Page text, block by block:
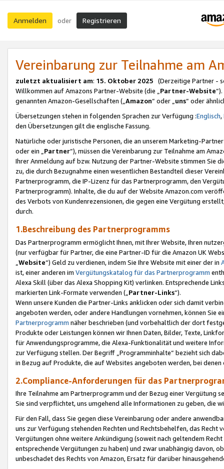
Anmelden oder Registrieren
Vereinbarung zur Teilnahme am
zuletzt aktualisiert am: 15. Oktober 2025 (Derzeitige Partner -
Willkommen auf Amazons Partner-Website (die „Partner-Website
genannten Amazon-Gesellschaften („Amazon“ oder „uns“ oder
Übersetzungen stehen in folgenden Sprachen zur Verfügung :Englisch,
den Übersetzungen gilt die englische Fassung.
Natürliche oder juristische Personen, die an unserem Marketing-
oder ein „Partner“), müssen die Vereinbarung zur Teilnahme am
Ihrer Anmeldung auf bzw. Nutzung der Partner-Website stimmen Sie
zu, die durch Bezugnahme einen wesentlichen Bestandteil dieser
Partnerprogramm, die IP-Lizenz für das Partnerprogramm, den
Partnerprogramm). Inhalte, die du auf der Website Amazon.com
des Verbots von Kundenrezensionen, die gegen eine Vergütung
durch.
1.Beschreibung des Partnerprogramms
Das Partnerprogramm ermöglicht Ihnen, mit Ihrer Website, Ihren
(nur verfügbar für Partner, die eine Partner-ID für die Amazon UK
Website“) Geld zu verdienen, indem Sie Ihre Website mit einer der in
ist, einer anderen im Vergütungskatalog für das Partnerprogramm
Alexa Skill (über das Alexa Shopping Kit) verlinken. Entsprechende
markierten Link-Formate verwenden („ Partner-Links“).
Wenn unsere Kunden die Partner-Links anklicken oder sich damit
angeboten werden, oder andere Handlungen vornehmen, können Sie
Partnerprogramm näher beschrieben (und vorbehaltlich der dort
Produkte oder Leistungen können wir Ihnen Daten, Bilder, Texte,
für Anwendungsprogramme, die Alexa-Funktionalität und weitere
zur Verfügung stellen. Der Begriff „Programminhalte“ bezieht sich
in Bezug auf Produkte, die auf Websites angeboten werden, bei
2.Compliance-Anforderungen für das
Ihre Teilnahme am Partnerprogramm und der Bezug einer Vergütung
Sie sind verpflichtet, uns umgehend alle Informationen zu geben, die
Für den Fall, dass Sie gegen diese Vereinbarung oder andere
uns zur Verfügung stehenden Rechten und Rechtsbehelfen, das
Vergütungen ohne weitere Ankündigung (soweit nach geltendem
entsprechende Vergütungen zu haben) und zwar unabhängig davon,
unbeschadet des Rechts von Amazon, Ersatz für darüber